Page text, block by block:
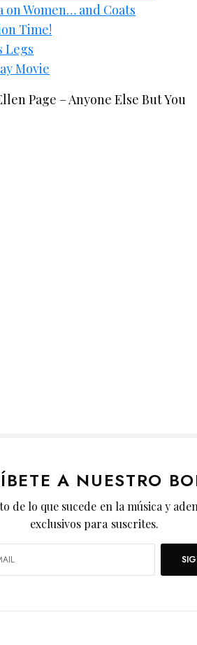
on Women… and Coats
Time!
Legs
Movie
Page – Anyone Else But You
A NUESTRO
de lo que sucede en la música y
exclusivos para suscrites.